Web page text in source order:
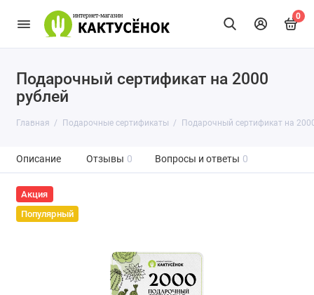
0
Подарочный сертификат на 2000
рублей
Главная Подарочные сертификаты Подарочный сертификат на
Описание Отзывы 0 Вопросы и ответы 0
Акция
Популярный